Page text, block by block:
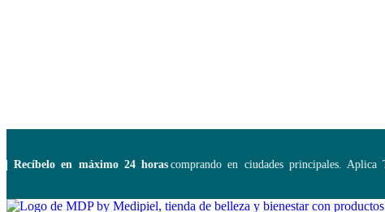
en máximo 24 horascomprando en ciudades principales. Aplica TyC